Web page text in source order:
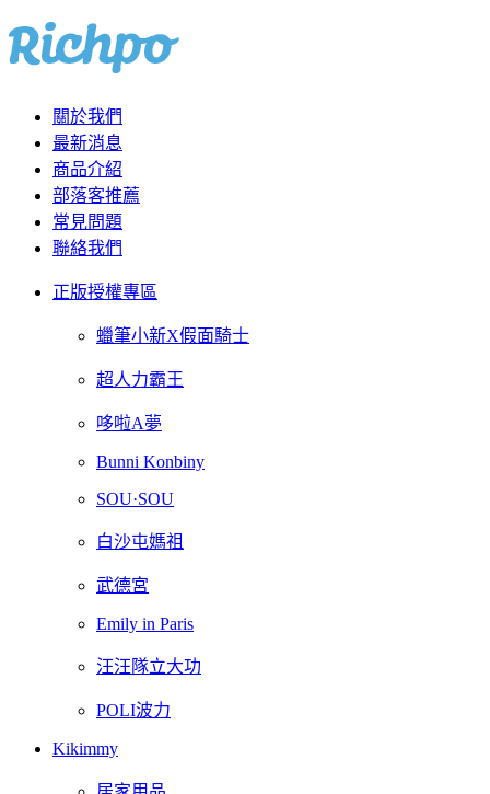
關於我們
最新消息
商品介紹
部落客推薦
常見問題
聯絡我們
正版授權專區
蠟筆小新X假面騎士
超人力霸王
哆啦A夢
Bunni Konbiny
SOU·SOU
白沙屯媽祖
武德宮
Emily in Paris
汪汪隊立大功
POLI波力
Kikimmy